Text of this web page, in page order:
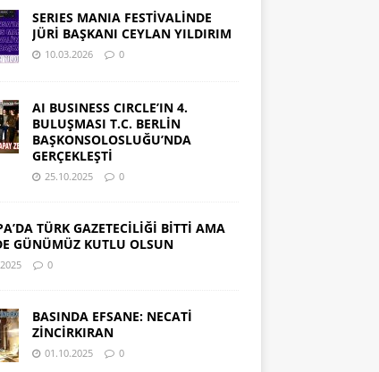
SERIES MANIA FESTİVALİNDE
JÜRİ BAŞKANI CEYLAN YILDIRIM
10.03.2026 0
AI BUSINESS CIRCLE’IN 4.
BULUŞMASI T.C. BERLİN
BAŞKONSOLOSLUĞU’NDA
GERÇEKLEŞTİ
25.10.2025 0
TÜRK GAZETECİLİĞİ BİTTİ AMA
GÜNÜMÜZ KUTLU OLSUN
0
BASINDA EFSANE: NECATİ
ZİNCİRKIRAN
01.10.2025 0